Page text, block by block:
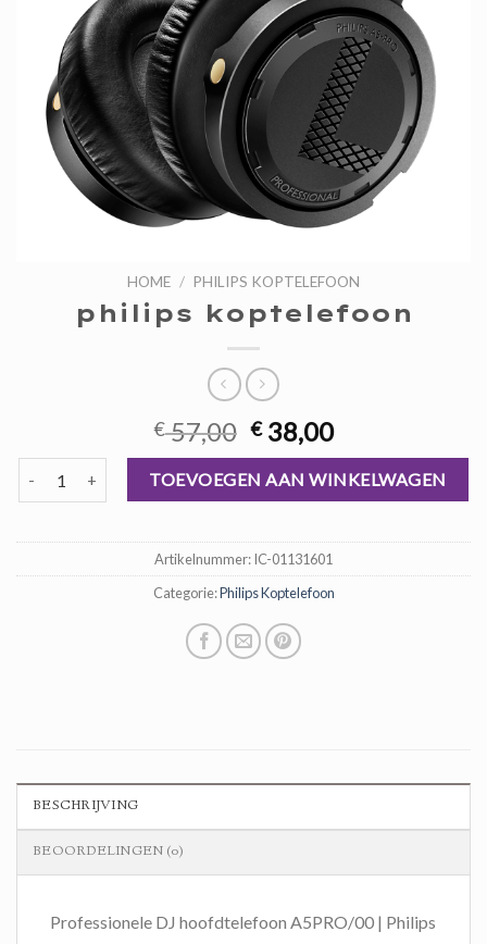
HOME / PHILIPS KOPTELEFOON
philips koptelefoon
€57,00 Oorspronkelijke
prijs
was:
€ 57,00.
€38,00Huidige
prijs
is:
€ 38,00.
philips koptelefoon aantalTOEVOEGEN AAN WINKELWAGEN
Artikelnummer:IC-01131601
Categorie:Philips Koptelefoon
BESCHRIJVING
BEOORDELINGEN (0)
Professionele DJ hoofdtelefoon A5PRO/00 | Philips